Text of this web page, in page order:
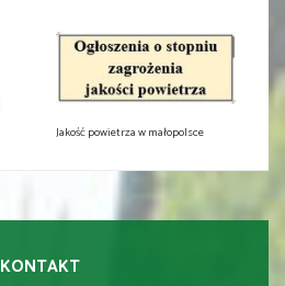
Jakość powietrza w małopolsce
KONTAKT